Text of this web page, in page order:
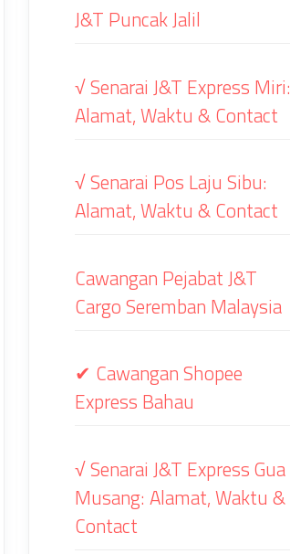
J&T Puncak Jalil
√ Senarai J&T Express Miri:
Alamat, Waktu & Contact
√ Senarai Pos Laju Sibu:
Alamat, Waktu & Contact
Cawangan Pejabat J&T
Cargo Seremban Malaysia
✔ Cawangan Shopee
Express Bahau
√ Senarai J&T Express Gua
Musang: Alamat, Waktu &
Contact